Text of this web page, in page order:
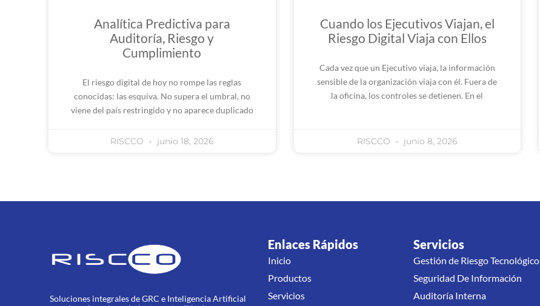
Analítica Predictiva para
Auditoría, Riesgo y
Cumplimiento
El riesgo digital de hoy no rompe las reglas
conocidas: las esquiva. No supera el umbral, no
viene del país restringido y no aparece duplicado
RISCCO junio 18, 2026
Cuando los Ejecutivos Viajan, el
Riesgo Digital Viaja con Ellos
Cada vez que un Ejecutivo viaja, la información
sensible de la organización viaja con él. Fuera de
la oficina, los controles se detienen. En el
RISCCO junio 8, 2026
Soluciones integrales de GRC e Inteligencia Artificial
Enlaces Rápidos
Inicio
Productos
Servicios
Servicios
Gestión de Riesgo Tecnológico
Seguridad De Información
Auditoría Interna